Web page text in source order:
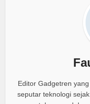
Editor Gadgetren
seputar teknologi